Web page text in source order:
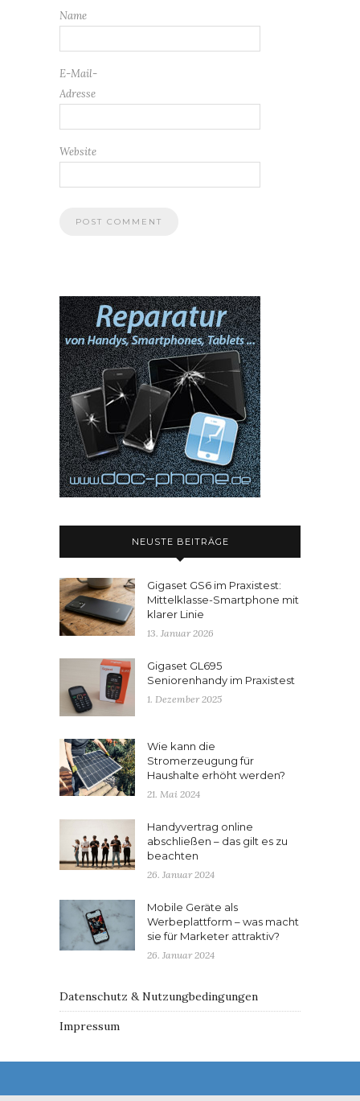
Name
E-Mail-
Adresse
Website
NEUSTE BEITRÄGE
Gigaset GS6 im Praxistest:
Mittelklasse-Smartphone mit
klarer Linie
13. Januar 2026
Gigaset GL695
Seniorenhandy im Praxistest
1. Dezember 2025
Wie kann die
Stromerzeugung für
Haushalte erhöht werden?
21. Mai 2024
Handyvertrag online
abschließen – das gilt es zu
beachten
26. Januar 2024
Mobile Geräte als
Werbeplattform – was macht
sie für Marketer attraktiv?
26. Januar 2024
Datenschutz & Nutzungbedingungen
Impressum